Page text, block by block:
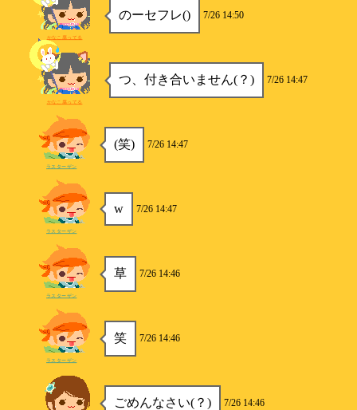
のーセフレ() 7/26 14:50
かなこ腐ってる
つ、付き合いません(？) 7/26 14:47
かなこ腐ってる
(笑) 7/26 14:47
ラスターザン
w 7/26 14:47
ラスターザン
草 7/26 14:46
ラスターザン
笑 7/26 14:46
ラスターザン
ごめんなさい(？) 7/26 14:46